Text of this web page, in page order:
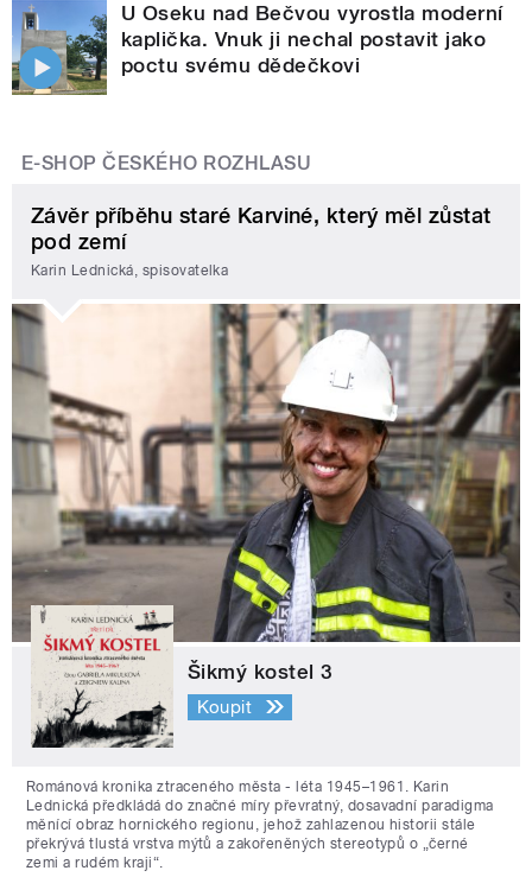
U Oseku nad Bečvou vyrostla moderní
kaplička. Vnuk ji nechal postavit jako
poctu svému dědečkovi
E-SHOP ČESKÉHO ROZHLASU
Závěr příběhu staré Karviné, který měl zůstat
pod zemí
Karin Lednická, spisovatelka
Šikmý kostel 3
Koupit
Románová kronika ztraceného města - léta 1945–1961. Karin
Lednická předkládá do značné míry převratný, dosavadní paradigma
měnící obraz hornického regionu, jehož zahlazenou historii stále
překrývá tlustá vrstva mýtů a zakořeněných stereotypů o „černé
zemi a rudém kraji“.